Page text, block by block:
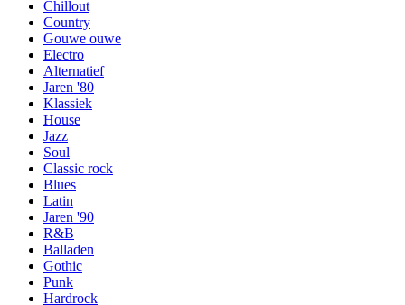
Chillout
Country
Gouwe ouwe
Electro
Alternatief
Jaren '80
Klassiek
House
Jazz
Soul
Classic rock
Blues
Latin
Jaren '90
R&B
Balladen
Gothic
Punk
Hardrock